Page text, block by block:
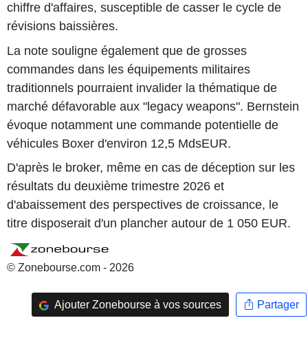
chiffre d'affaires, susceptible de casser le cycle de
révisions baissières.
La note souligne également que de grosses
commandes dans les équipements militaires
traditionnels pourraient invalider la thématique de
marché défavorable aux "legacy weapons". Bernstein
évoque notamment une commande potentielle de
véhicules Boxer d'environ 12,5 MdsEUR.
D'après le broker, même en cas de déception sur les
résultats du deuxième trimestre 2026 et
d'abaissement des perspectives de croissance, le
titre disposerait d'un plancher autour de 1 050 EUR.
© Zonebourse.com - 2026
Ajouter Zonebourse à vos sources Partager